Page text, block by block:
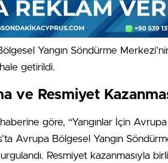
Yangın Söndürme
getirildi.
ve Resmiyet
göre, “Yangınlar İçin Avrupa
Avrupa Bölgesel Yangın
Resmiyet kazanmasıyla